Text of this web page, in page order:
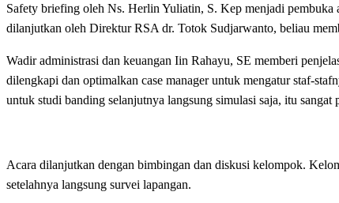
Safety briefing oleh Ns. Herlin Yuliatin, S. Kep menjadi
dilanjutkan oleh Direktur RSA dr. Totok Sudjarwanto, beliau
Wadir administrasi dan keuangan Iin Rahayu, SE memberi
dilengkapi dan optimalkan case manager untuk mengatur staf-
untuk studi banding selanjutnya langsung simulasi saja, itu sangat
Acara dilanjutkan dengan bimbingan dan diskusi kelompok.
setelahnya langsung survei lapangan.